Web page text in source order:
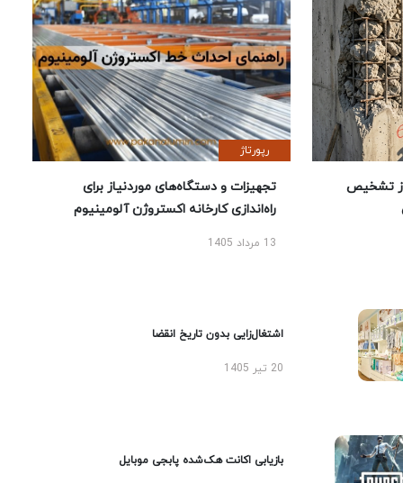
تشخیص
رپورتاژ
تجهیزات و دستگاه‌های موردنیاز برای
راه‌اندازی کارخانه اکستروژن آلومینیوم
13 مرداد 1405
اشتغال‌زایی بدون تاریخ انقضا
20 تیر 1405
بازیابی اکانت هک‌شده پابجی موبایل